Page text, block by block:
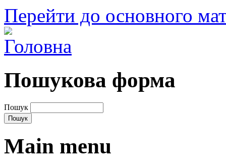
Перейти до основного
Пошукова форма
Пошук
Main menu